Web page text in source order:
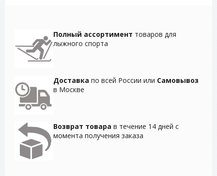
Полный ассортимент товаров для
лыжного спорта
Доставка по всей России или Самовывоз
в Москве
Возврат товара в течение 14 дней с
момента получения заказа